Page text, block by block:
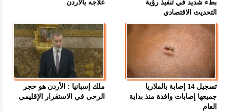
بطء شديد في تنفيذ رؤية
التحديث الاقتصادي
علاجه بالأردن
تسجيل 14 إصابة بالملاريا
جميعها إصابات وافدة منذ بداية
العام
ملك إسبانيا : الأردن هو حجر
الرحى في الاستقرار الإقليمي